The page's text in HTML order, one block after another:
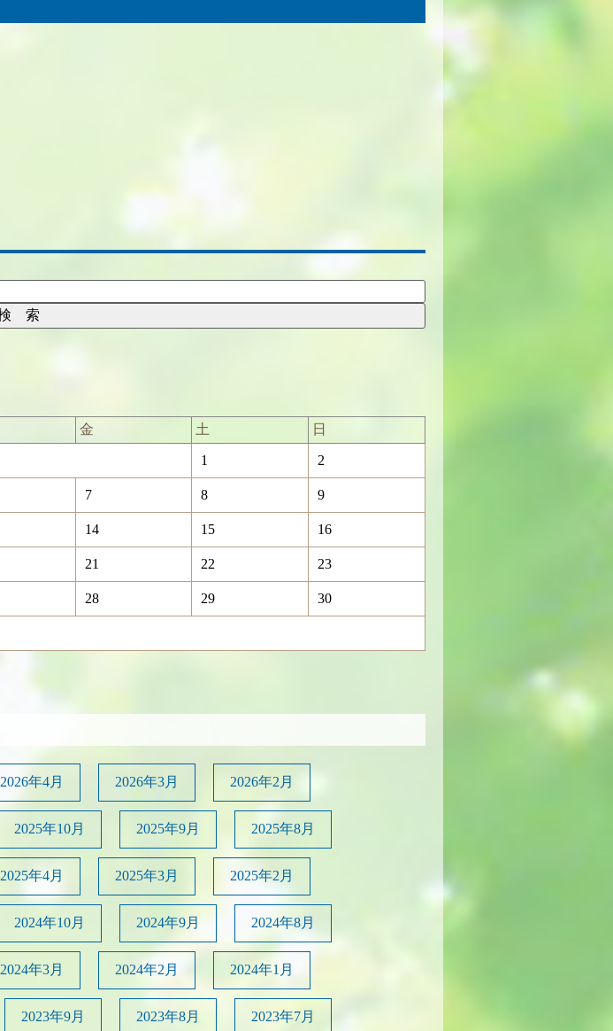
金 土 日
1 2
7 8 9
14 15 16
21 22 23
28 29 30
2026年4月 2026年3月 2026年2月
2025年10月 2025年9月 2025年8月
2025年4月 2025年3月 2025年2月
2024年10月 2024年9月 2024年8月
2024年3月 2024年2月 2024年1月
2023年9月 2023年8月 2023年7月